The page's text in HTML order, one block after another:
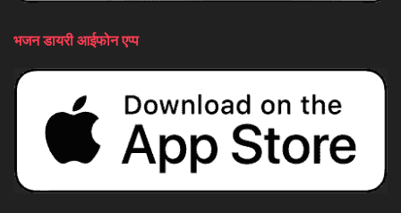
भजन डायरी आईफोन एप्प